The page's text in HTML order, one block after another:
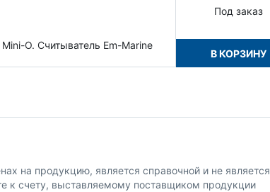
O. Считыватель Em-Marine
Под заказ
В КОРЗИНУ
на продукцию, является справочной и не является
к счету, выставляемому поставщиком продукции